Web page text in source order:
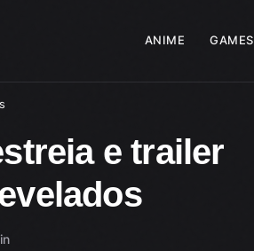
ANIME GAMES
e trailer